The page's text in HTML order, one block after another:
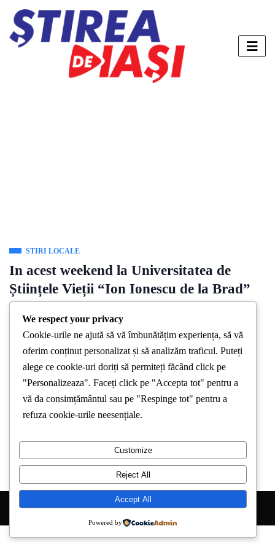
STIRI LOCALE
In acest weekend la Universitatea de
Științele Vieții “Ion Ionescu de la Brad”
Iași se va desfasura cea de a VI-a editie
a concursului national “Identificare de
produse tradiționale”
Stirea De Iasi February 29, 2024
Universitatea de Științele Vieții “Ion Ionescu de la Brad” Iași –
Facultatea de Ingineria Resurselor Animale și Alimentare în
Copyright © 2026 Stirea de Iasi. All Right Reserved.
We respect your privacy
Cookie-urile ne ajută să vă îmbunătățim experiența, să vă
oferim conținut personalizat și să analizăm traficul. Puteți
alege ce cookie-uri doriți să permiteți făcând click pe
"Personalizeaza". Faceți click pe "Accepta tot" pentru a
vă da consimțământul sau pe "Respinge tot" pentru a
refuza cookie-urile neesențiale.
Customize
Reject All
Accept All
Powered by